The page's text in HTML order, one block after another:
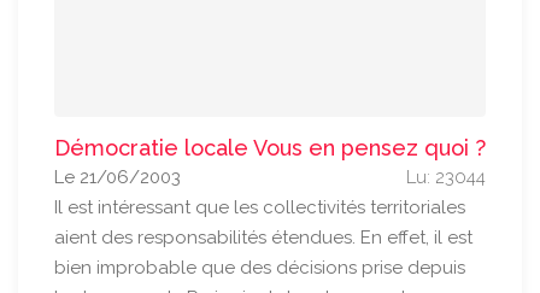
Démocratie locale Vous en pensez quoi ?
Lu: 23044
Le 21/06/2003
Il est intéressant que les collectivités territoriales
aient des responsabilités étendues. En effet, il est
bien improbable que des décisions prise depuis